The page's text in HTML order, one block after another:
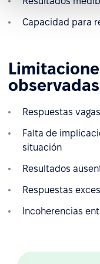
Capacidad para
Respuestas
Falta de
situación
Resultados
Respuestas
Incoherencias